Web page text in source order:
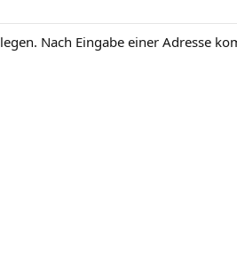
Nach Eingabe einer Adresse